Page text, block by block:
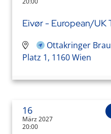
Eivør - European/UK
Ottakringer
Platz 1, 1160 Wien
16
März 2027
20:00